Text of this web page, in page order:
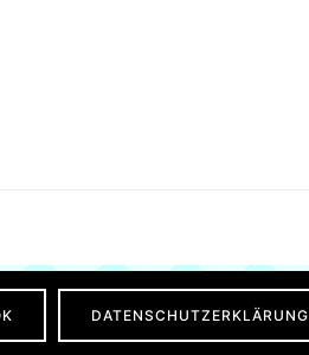
DATENSCHUTZERKLÄRUNG